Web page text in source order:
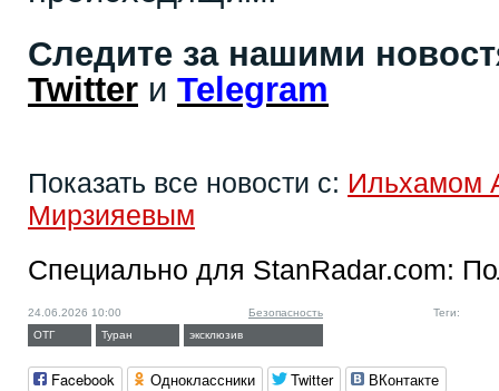
Следите за нашими
Twitter и Telegram
Показать все новости с: Ильхамом
Мирзияевым
Специально для StanRadar.com:
24.06.2026 10:00 Безопасность
Теги:
ОТГ
Туран эксклюзив
Facebook Одноклассники Twitter ВКонтакте